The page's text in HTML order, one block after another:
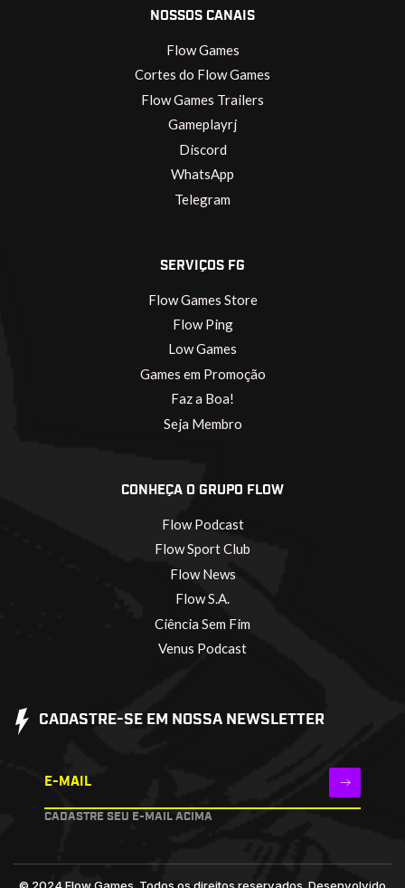
NOSSOS CANAIS
Flow Games
Cortes do Flow Games
Flow Games Trailers
Gameplayrj
Discord
WhatsApp
Telegram
SERVIÇOS FG
Flow Games Store
Flow Ping
Low Games
Games em Promoção
Faz a Boa!
Seja Membro
CONHEÇA O GRUPO FLOW
Flow Podcast
Flow Sport Club
Flow News
Flow S.A.
Ciência Sem Fim
Venus Podcast
CADASTRE-SE EM NOSSA NEWSLETTER
E-MAIL
CADASTRE SEU E-MAIL ACIMA